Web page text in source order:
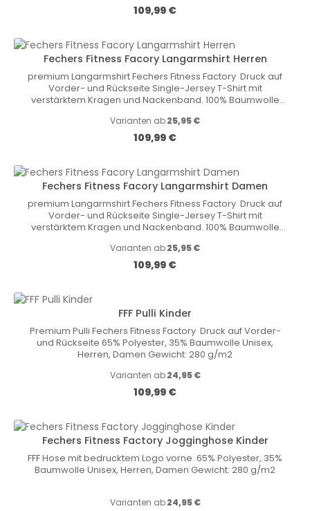
Regulärer Preis:
109,99 €
Fechers Fitness Facory Langarmshirt Herren
premium Langarmshirt Fechers Fitness Factory Druck auf
Vorder- und Rückseite Single-Jersey T-Shirt mit
verstärktem Kragen und Nackenband. 100% Baumwolle
g/m2
Varianten ab25,95 €
Regulärer Preis:
109,99 €
Fechers Fitness Facory Langarmshirt Damen
premium Langarmshirt Fechers Fitness Factory Druck auf
Vorder- und Rückseite Single-Jersey T-Shirt mit
verstärktem Kragen und Nackenband. 100% Baumwolle
g/m2
Varianten ab25,95 €
Regulärer Preis:
109,99 €
FFF Pulli Kinder
Premium Pulli Fechers Fitness Factory Druck auf Vorder-
und Rückseite 65% Polyester, 35% Baumwolle Unisex,
Herren, Damen Gewicht: 280 g/m2
Varianten ab24,95 €
Regulärer Preis:
109,99 €
Fechers Fitness Factory Jogginghose Kinder
FFF Hose mit bedrucktem Logo vorne. 65% Polyester, 35%
Baumwolle Unisex, Herren, Damen Gewicht: 280 g/m2
Varianten ab24,95 €